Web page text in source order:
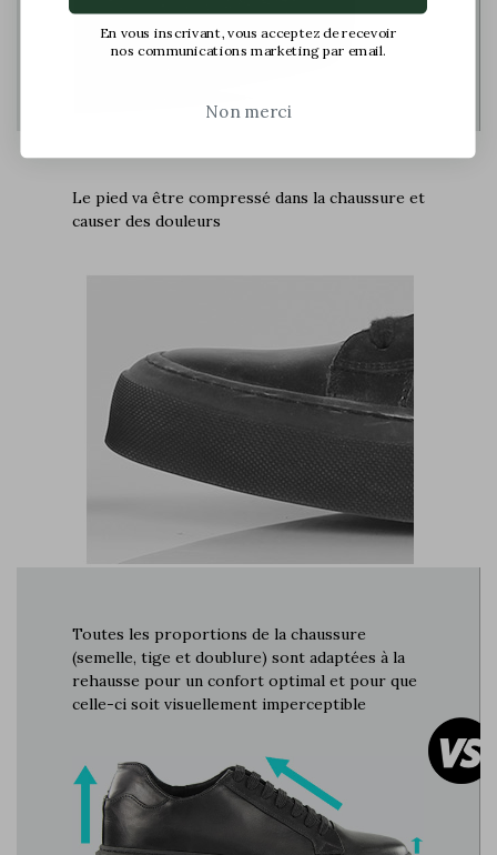
Le pied va être compressé dans la chaussure et
causer des douleurs
Toutes les proportions de la chaussure
(semelle, tige et doublure) sont adaptées à la
rehausse pour un confort optimal et pour que
celle-ci soit visuellement imperceptible
En vous inscrivant, vous acceptez de recevoir
nos communications marketing par email.
Non merci